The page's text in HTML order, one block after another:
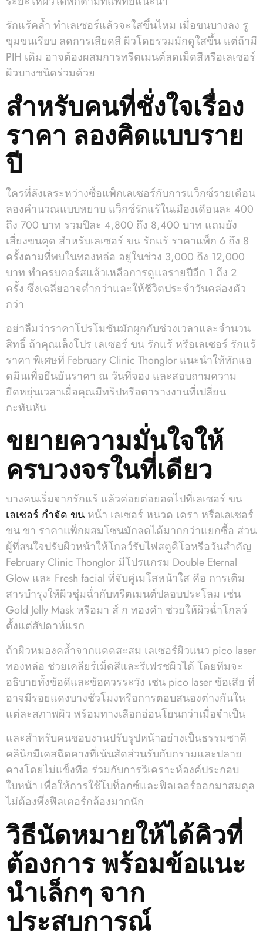
รักแร้คล้ำ ทำเลเซอร์แล้วจะใสขึ้นไหม เมื่อขนบางลง รู
ขุมขนเรียบ ลดการเสียดสี ผิวโดยรวมมักดูใสขึ้น แต่ถ้ามี
PIH เดิม อาจต้องผสมการทรีตเมนต์ลดเม็ดสีหรือเลเซอร์
ผิวบางชนิดร่วมด้วย
สำหรับคนที่ชั่งใจเรื่อง
ราคา ลองคิดแบบราย
ปี
ใครที่ลังเลระหว่างซื้อแพ็กเลเซอร์กับการแว็กซ์รายเดือน
ลองคำนวณแบบหยาบ แว็กซ์รักแร้ในเมืองเดือนละ 400
ถึง 700 บาท รวมปีละ 4,800 ถึง 8,400 บาท แถมยัง
เสี่ยงขนคุด สำหรับเลเซอร์ ขน รักแร้ ราคาแพ็ก 6 ถึง 8
ครั้งตามที่พบในทองหล่อ อยู่ในช่วง 3,000 ถึง 12,000
บาท ทำครบคอร์สแล้วเหลือการดูแลรายปีอีก 1 ถึง 2
ครั้ง ซึ่งเฉลี่ยอาจต่ำกว่าและให้ชีวิตประจำวันคล่องตัว
กว่า
อย่าลืมว่าราคาโปรโมชันมักผูกกับช่วงเวลาและจำนวน
สิทธิ์ ถ้าคุณเล็งโปร เลเซอร์ ขน รักแร้ หรือเลเซอร์ รักแร้
ราคา พิเศษที่ February Clinic Thonglor แนะนำให้ทักแอ
ดมินเพื่อยืนยันราคา ณ วันที่จอง และสอบถามความ
ยืดหยุ่นเวลาเผื่อคุณมีทริปหรือตารางงานที่เปลี่ยน
กะทันหัน
ขยายความมั่นใจให้
ครบวงจรในที่เดียว
บางคนเริ่มจากรักแร้ แล้วค่อยต่อยอดไปที่เลเซอร์ ขน
เลเซอร์ กำจัด ขน หน้า เลเซอร์ หนวด เครา หรือเลเซอร์
ขน ขา ราคาแพ็กผสมโซนมักลดได้มากกว่าแยกซื้อ ส่วน
ผู้ที่สนใจปรับผิวหน้าให้โกลว์รับไฟสตูดิโอหรือวันสำคัญ
February Clinic Thonglor มีโปรแกรม Double Eternal
Glow และ Fresh facial ที่จับคู่เมโสหน้าใส คือ การเติม
สารบำรุงให้ผิวชุ่มฉ่ำกับทรีตเมนต์ปลอบประโลม เช่น
Gold Jelly Mask หรือมา ส์ ก ทองคำ ช่วยให้ผิวฉ่ำโกลว์
ตั้งแต่สัปดาห์แรก
ถ้าผิวหมองคล้ำจากแดดสะสม เลเซอร์ผิวแนว pico laser
ทองหล่อ ช่วยเคลียร์เม็ดสีและรีเฟรชผิวได้ โดยทีมจะ
อธิบายทั้งข้อดีและข้อควรระวัง เช่น pico laser ข้อเสีย ที่
อาจมีรอยแดงบางชั่วโมงหรือการตอบสนองต่างกันใน
แต่ละสภาพผิว พร้อมทางเลือกอ่อนโยนกว่าเมื่อจำเป็น
และสำหรับคนชอบงานปรับรูปหน้าอย่างเป็นธรรมชาติ
คลินิกมีเคสฉีดคางที่เน้นสัดส่วนรับกับกรามและปลาย
คางโดยไม่แข็งทื่อ ร่วมกับการวิเคราะห์องค์ประกอบ
ใบหน้า เพื่อให้การใช้โบท็อกซ์และฟิลเลอร์ออกมาสมดุล
ไม่ต้องพึ่งฟิลเตอร์กล้องมากนัก
วิธีนัดหมายให้ได้คิวที่
ต้องการ พร้อมข้อแนะ
นำเล็กๆ จาก
ประสบการณ์